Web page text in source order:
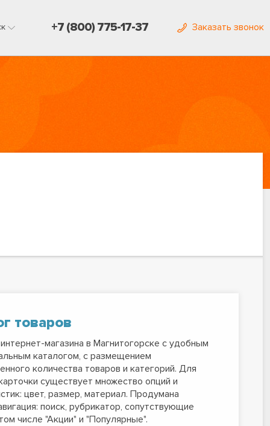
+7 (800) 775-17-37 Заказать звонок
товаров
магазина в Магнитогорске с удобным
каталогом, с размещением
количества товаров и категорий. Для
существует множество опций и
цвет, размер, материал. Продумана
поиск, рубрикатор, сопутствующие
числе "Акции" и "Популярные".